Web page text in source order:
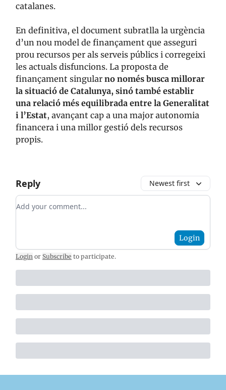
catalanes.
En definitiva, el document subratlla la urgència
d’un nou model de finançament que asseguri
prou recursos per als serveis públics i corregeixi
les actuals disfuncions. La proposta de
finançament singular no només busca millorar
la situació de Catalunya, sinó també establir
una relació més equilibrada entre la Generalitat
i l’Estat, avançant cap a una major autonomia
financera i una millor gestió dels recursos
propis.
Reply Newest first
Add your comment
Login
Login or Subscribe to participate.